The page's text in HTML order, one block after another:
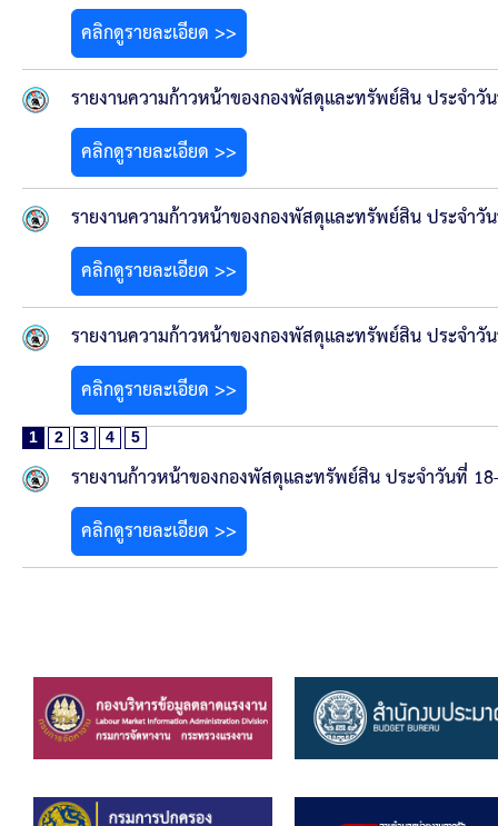
คลิกดูรายละเอียด >>
รายงานความก้าวหน้าของกองพัสดุและทรัพย์สิน ประจำ
คลิกดูรายละเอียด >>
รายงานความก้าวหน้าของกองพัสดุและทรัพย์สิน ประจำ
คลิกดูรายละเอียด >>
รายงานความก้าวหน้าของกองพัสดุและทรัพย์สิน ประจำ
คลิกดูรายละเอียด >>
1 2 3 4 5
รายงานก้าวหน้าของกองพัสดุและทรัพย์สิน ประจำวันที่
คลิกดูรายละเอียด >>